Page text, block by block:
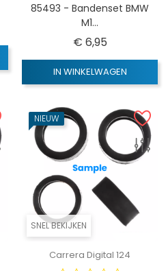
85493 - Bandenset BMW
M1...
€ 6,95Prijs
IN WINKELWAGEN
SNEL BEKIJKEN
NIEUW
Carrera Digital 124